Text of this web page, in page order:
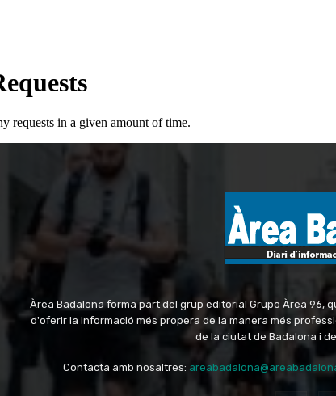
Àrea Badalona forma part del grup editorial Grupo Àrea 96,
d'oferir la informació més propera de la manera més
de la ciutat de Badalona i
Contacta amb nosaltres: